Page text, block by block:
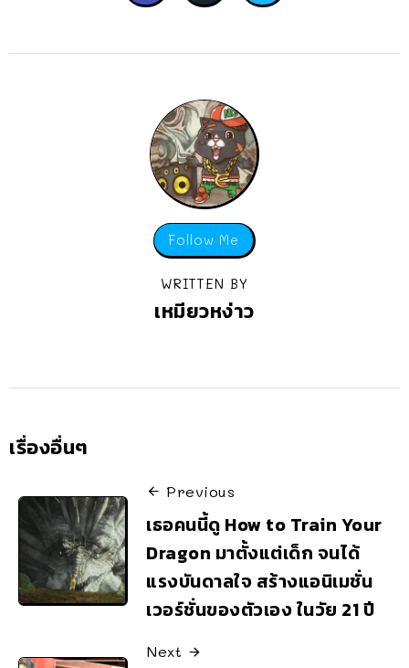
Follow Me
WRITTEN BY
เหมียวหง่าว
เรื่องอื่นๆ
Previous
เธอคนนี้ดู How to Train Your
Dragon มาตั้งแต่เด็ก จนได้
แรงบันดาลใจ สร้างแอนิเมชั่น
เวอร์ชั่นของตัวเอง ในวัย 21 ปี
Next